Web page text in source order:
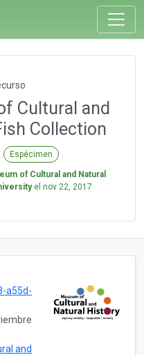
Cultural and
Collection
Espécimen
of Cultural and Natural
el nov 22, 2017
a55d-
and